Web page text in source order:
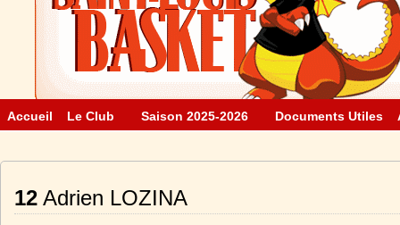
Accueil Le Club Saison 2025-2026 Documents Utiles
12 Adrien LOZINA